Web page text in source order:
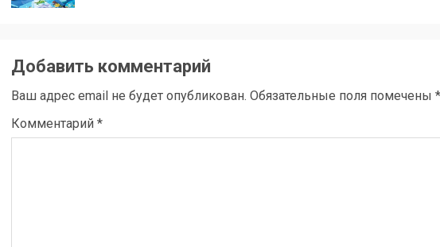
Добавить комментарий
Ваш адрес email не будет опубликован. Обязательные поля помечены *
Комментарий *